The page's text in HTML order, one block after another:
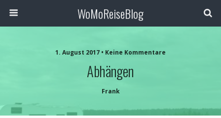
WoMoReiseBlog
1. August 2017 • Keine Kommentare
Abhängen
Frank